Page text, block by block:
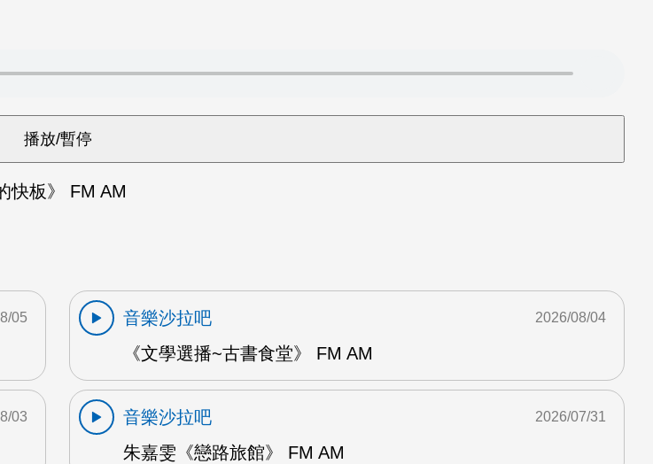
快板》 FM AM
05
音樂沙拉吧
《文學選播~古書食堂》 FM AM
2026/08/04
03
音樂沙拉吧
朱嘉雯《戀路旅館》 FM AM
2026/07/31